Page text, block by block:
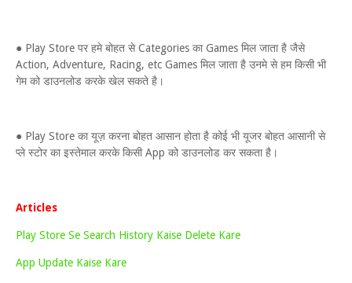
● Play Store पर हमे बोहत से Categories का Games मिल जाता है जैसे
Action, Adventure, Racing, etc Games मिल जाता है उनमे से हम किसी भी
गेम को डाउनलोड करके खेल सकते है।
● Play Store का यूज़ करना बोहत आसान होता है कोई भी यूजर बोहत आसानी से
प्ले स्टोर का इस्तेमाल करके किसी App को डाउनलोड कर सकता है।
Articles
Play Store Se Search History Kaise Delete Kare
App Update Kaise Kare